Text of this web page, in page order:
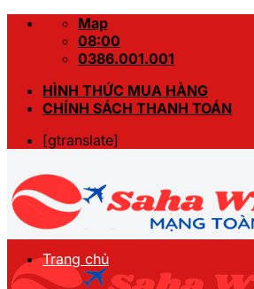
Skip
Map
08:00
0386.001.001
HÌNH THỨC MUA HÀNG
CHÍNH SÁCH THANH TOÁN
[gtranslate]
Trang chủ